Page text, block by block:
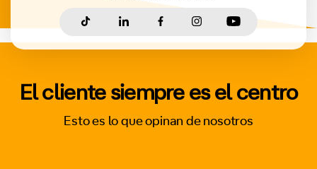
El cliente siempre es el centro
Esto es lo que opinan de nosotros